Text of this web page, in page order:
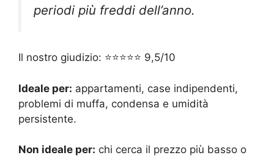
periodi più freddi dell’anno.
Il nostro giudizio: ⭐⭐⭐⭐⭐ 9,5/10
Ideale per: appartamenti, case indipendenti,
problemi di muffa, condensa e umidità
persistente.
Non ideale per: chi cerca il prezzo più basso o